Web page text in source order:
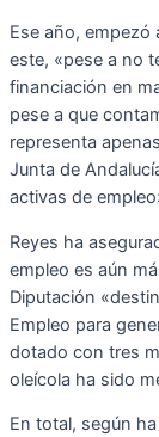
Ese año, empezó
este, «pese a no
financiación en
pese a que
representa
Junta de
activas de
Reyes ha
empleo es aún
Diputación
Empleo para
dotado con tres
oleícola ha sido
En total, según